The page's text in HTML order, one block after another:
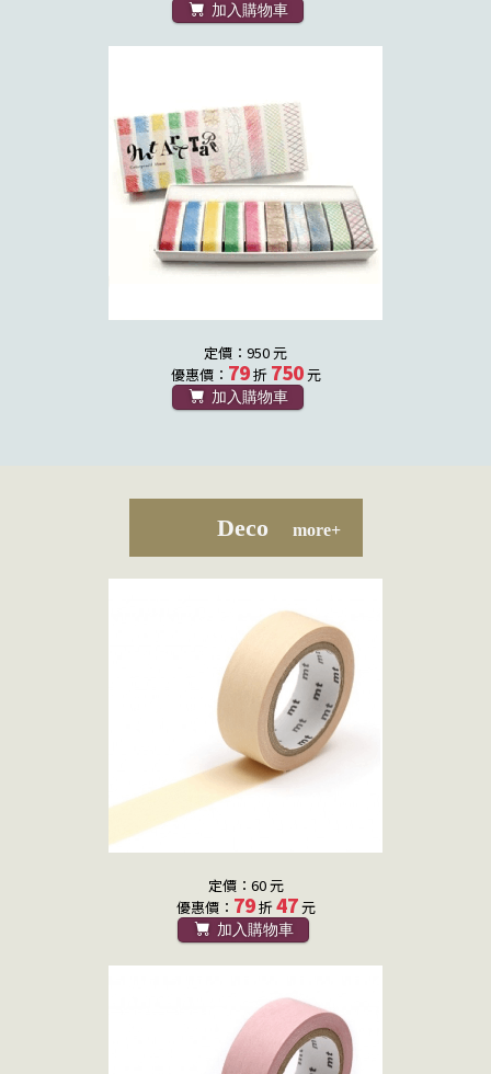
加入購物車
定價：950 元
優惠價： 79折 750元
加入購物車
Deco more+
定價：60 元
優惠價： 79折 47元
加入購物車